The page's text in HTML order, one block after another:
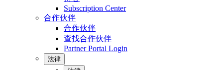
Subscription Center
合作伙伴
合作伙伴
查找合作伙伴
Partner Portal Login
法律